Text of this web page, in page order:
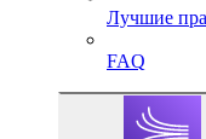
Лучшие
FAQ